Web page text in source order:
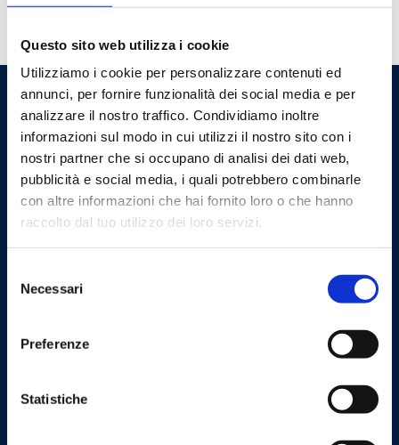
Questo sito web utilizza i cookie
Utilizziamo i cookie per personalizzare contenuti ed
annunci, per fornire funzionalità dei social media e per
analizzare il nostro traffico. Condividiamo inoltre
informazioni sul modo in cui utilizzi il nostro sito con i
nostri partner che si occupano di analisi dei dati web,
pubblicità e social media, i quali potrebbero combinarle
con altre informazioni che hai fornito loro o che hanno
raccolto dal tuo utilizzo dei loro servizi.
delNecessari
Preferenze
Statistiche
Barberi Rubinetterie Industriali S.r.l. Einpersonengesellschaft
Via Monte Fenera, 7 - 13018 Valduggia (VC) - ITALIEN